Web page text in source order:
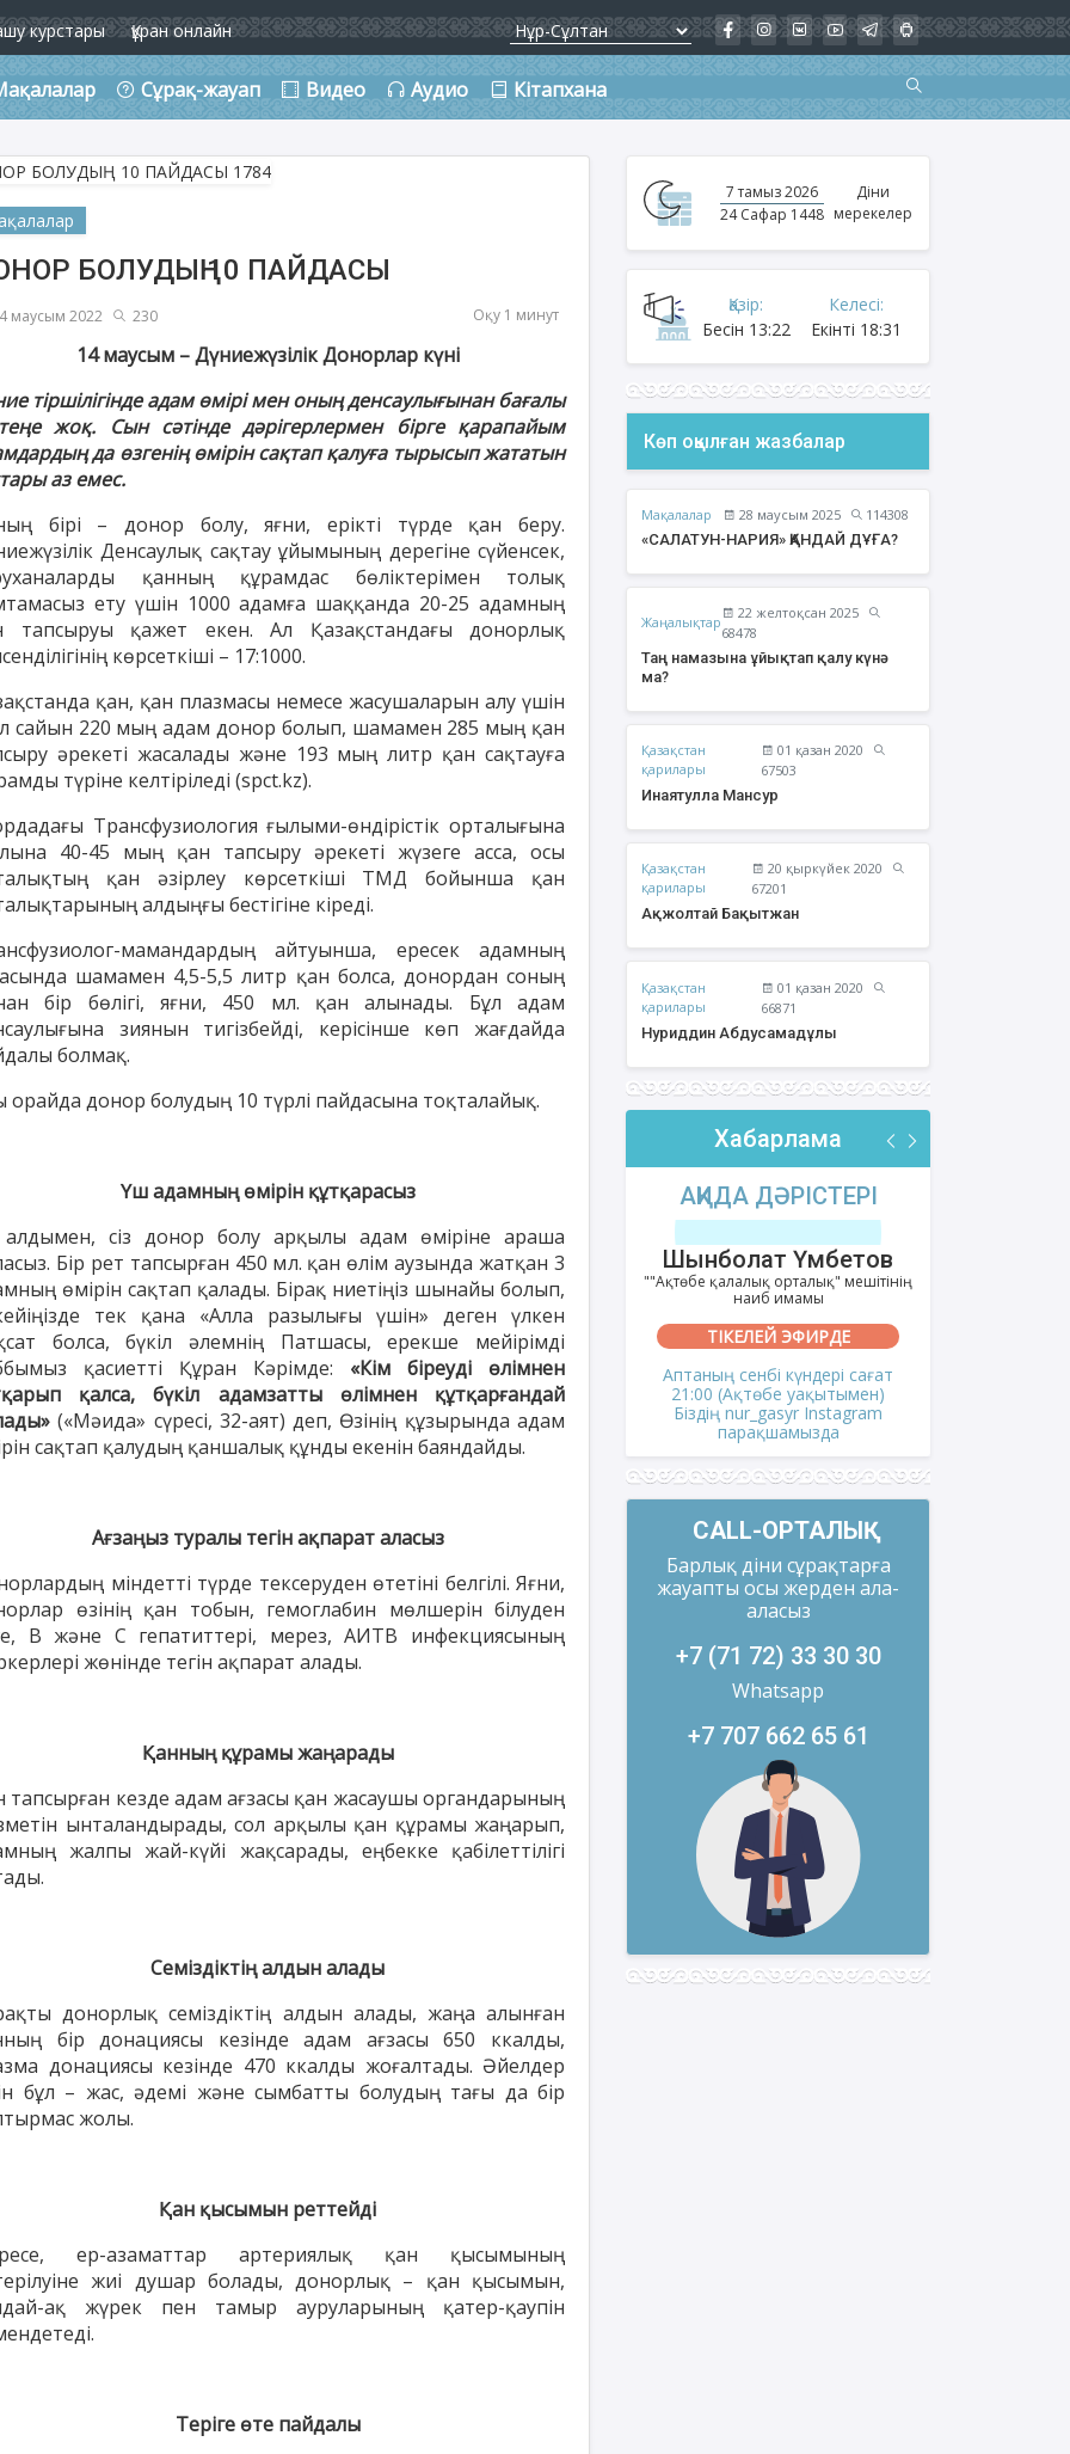
курстары Құран онлайн
Сұрақ-жауап Видео Аудио Кітапхана
Бақытжан
Әбішев Қуаныш
Тоқсанбайұлы
Ахметов Серік
Полатханұлы
Есмурзаев Бауыржан
БОЛУДЫҢ 10 ПАЙДАСЫ
маусым 2022 230 Оқу 1 минут
14 маусым – Дүниежүзілік Донорлар күні
тіршілігінде адам өмірі мен оның денсаулығынан бағалы
жоқ. Сын сәтінде дәрігерлермен бірге қарапайым
да өзгенің өмірін сақтап қалуға тырысып жататын
аз емес.
бірі – донор болу, яғни, ерікті түрде қан беру.
Денсаулық сақтау ұйымының дерегіне сүйенсек,
қанның құрамдас бөліктерімен толық
ету үшін 1000 адамға шаққанда 20-25 адамның
тапсыруы қажет екен. Ал Қазақстандағы донорлық
көрсеткіші – 17:1000.
қан, қан плазмасы немесе жасушаларын алу үшін
сайын 220 мың адам донор болып, шамамен 285 мың қан
әрекеті жасалады және 193 мың литр қан сақтауға
түріне келтіріледі (spct.kz).
Трансфузиология ғылыми-өндірістік орталығына
40-45 мың қан тапсыру әрекеті жүзеге асса, осы
қан әзірлеу көрсеткіші ТМД бойынша қан
алдыңғы бестігіне кіреді.
мамандардың айтуынша, ересек адамның
шамамен 4,5-5,5 литр қан болса, донордан соның
бір бөлігі, яғни, 450 мл. қан алынады. Бұл адам
зиянын тигізбейді, керісінше көп жағдайда
болмақ.
орайда донор болудың 10 түрлі пайдасына тоқталайық.
Үш адамның өмірін құтқарасыз
сіз донор болу арқылы адам өміріне араша
Бір рет тапсырған 450 мл. қан өлім аузында жатқан 3
өмірін сақтап қалады. Бірақ ниетіңіз шынайы болып,
тек қана «Алла разылығы үшін» деген үлкен
болса, бүкіл әлемнің Патшасы, ерекше мейірімді
қасиетті Құран Кәрімде: «Кім біреуді өлімнен
қалса, бүкіл адамзатты өлімнен құтқарғандай
(«Мәида» сүресі, 32-аят) деп, Өзінің құзырында адам
сақтап қалудың қаншалық құнды екенін баяндайды.
Ағзаңыз туралы тегін ақпарат аласыз
міндетті түрде тексеруден өтетіні белгілі. Яғни,
өзінің қан тобын, гемоглабин мөлшерін білуден
В және С гепатиттері, мерез, АИТВ инфекциясының
жөнінде тегін ақпарат алады.
Қанның құрамы жаңарады
тапсырған кезде адам ағзасы қан жасаушы органдарының
ынталандырады, сол арқылы қан құрамы жаңарып,
жалпы жай-күйі жақсарады, еңбекке қабілеттілігі
Семіздіктің алдын алады
донорлық семіздіктің алдын алады, жаңа алынған
бір донациясы кезінде адам ағзасы 650 ккалды,
донациясы кезінде 470 ккалды жоғалтады. Әйелдер
бұл – жас, әдемі және сымбатты болудың тағы да бір
жолы.
Қан қысымын реттейді
ер-азаматтар артериялық қан қысымының
жиі душар болады, донорлық – қан қысымын,
ақ жүрек пен тамыр ауруларының қатер-қаупін
Теріге өте пайдалы
7 тамыз 2026
24 Сафар 1448
Діни
мерекелер
Қазір:
Бесін 13:22
Келесі:
Екінті 18:31
Көп оқылған жазбалар
Мақалалар 28 маусым 2025
114308
«САЛАТУН-НАРИЯ» ҚАНДАЙ ДҰҒА?
Жаңалықтар
22 желтоқсан 2025
68478
Таң намазына ұйықтап қалу күнә
ма?
Қазақстан
қарилары
01 қазан 2020
67503
Инаятулла Мансур
Қазақстан
қарилары
20 қыркүйек 2020
67201
Ақжолтай Бақытжан
Қазақстан
қарилары
01 қазан 2020
66871
Нуриддин Абдусамадұлы
Хабарлама
АҚИДА ДӘРІСТЕРІ
Шынболат Үмбетов
""Ақтөбе қалалық орталық" мешітінің
наиб имамы
ТІКЕЛЕЙ ЭФИРДЕ
Аптаның сенбі күндері сағат
21:00 (Ақтөбе уақытымен)
Біздің nur_gasyr Instagram
парақшамызда
ФИҚҺ ДӘРІСТЕРІ
Нұрбол Смағұлов
""Нұр Ғасыр" облыстық мешітінің
наиб имамы
ТІКЕЛЕЙ ЭФИРДЕ
Аптаның сәрсенбі күндері сағат
21:00 (Ақтөбе уақытымен)
Біздің nur_gasyr Instagram
парақшамызда
АҚИДА ДӘРІСТЕРІ
Шынболат Үмбетов
""Ақтөбе қалалық орталық" мешітінің
наиб имамы
ТІКЕЛЕЙ ЭФИРДЕ
Аптаның сенбі күндері сағат
21:00 (Ақтөбе уақытымен)
Біздің nur_gasyr Instagram
парақшамызда
CALL-ОРТАЛЫҚ
Барлық діни сұрақтарға
жауапты осы жерден ала-
аласыз
+7 (71 72) 33 30 30
Whatsapp
+7 707 662 65 61